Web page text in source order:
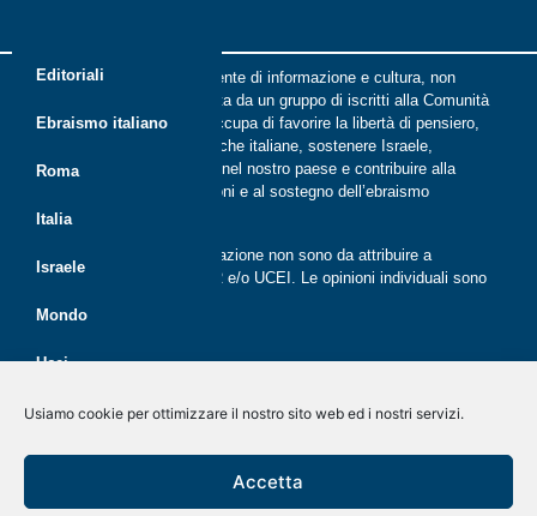
Usiamo cookie per ottimizzare il nostro sito web ed i nostri servizi.
Accetta
Editoriali
Ebraismo italiano
Roma
Italia
Israele
Mondo
Ucei
CER
Giovani
Economia
Riflessi è una rivista indipendente di informazione e cultura, non
periodica, digitale e on line nata da un gruppo di iscritti alla Comunità
ebraica di Roma. Riflessi si occupa di favorire la libertà di pensiero,
il dialogo tra le comunità ebraiche italiane, sostenere Israele,
promuovere la cultura ebraica nel nostro paese e contribuire alla
crescita delle nuove generazioni e al sostegno dell’ebraismo
italiano.
Le opinioni espresse dalla redazione non sono da attribuire a
nessuna lista presente in CER e/o UCEI. Le opinioni individuali sono
Rivista on line dal 2020